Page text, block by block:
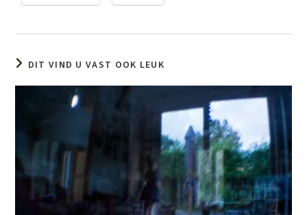
DIT VIND U VAST OOK LEUK